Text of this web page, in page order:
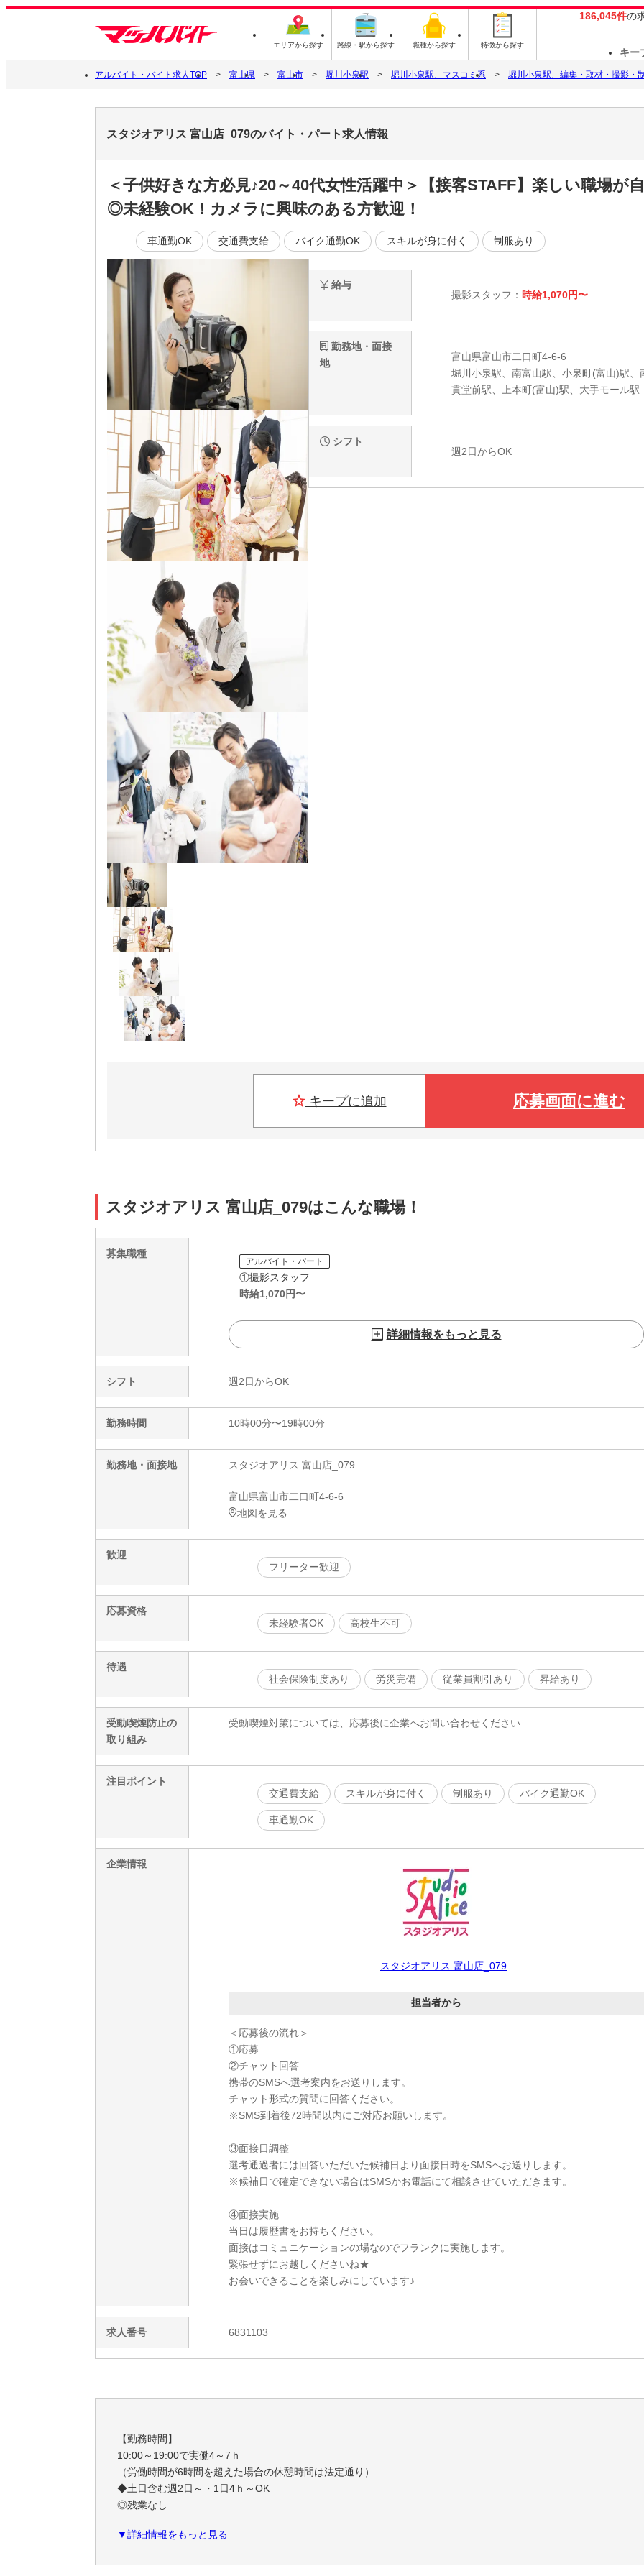
エリアから探す 路線・駅から探す 職種から探す 特徴から探す
186,045件の
キー
アルバイト・バイト求人TOP 富山県 富山市 堀川小泉駅 堀川小泉駅、マスコミ系 堀川小泉駅、編集・取材・撮影・
スタジオアリス 富山店_079のバイト・パート求人情報
＜子供好きな方必見♪20～40代女性活躍中＞【接客STAFF】楽しい職場が
◎未経験OK！カメラに興味のある方歓迎！
車通勤OK 交通費支給 バイク通勤OK スキルが身に付く 制服あり
給与
撮影スタッフ： 時給1,070円〜
勤務地・面接
地
富山県富山市二口町4-6-6
堀川小泉駅、南富山駅、小泉町(富山)駅
貫堂前駅、上本町(富山)駅、大手モール駅
シフト
週2日からOK
キープに追加 応募画面に進む
スタジオアリス 富山店_079はこんな職場！
募集職種
アルバイト・パート
①撮影スタッフ
時給1,070円〜
詳細情報をもっと見る
シフト 週2日からOK
勤務時間 10時00分〜19時00分
勤務地・面接地 スタジオアリス 富山店_079
富山県富山市二口町4-6-6
地図を見る
歓迎
フリーター歓迎
応募資格
未経験者OK
高校生不可
待遇
社会保険制度あり
労災完備 従業員割引あり 昇給あり
受動喫煙防止の
取り組み
受動喫煙対策については、応募後に企業へお問い合わせください
注目ポイント
交通費支給
スキルが身に付く 制服あり バイク通勤OK
車通勤OK
企業情報
スタジオアリス 富山店_079
担当者から
＜応募後の流れ＞
①応募
②チャット回答
携帯のSMSへ選考案内をお送りします。
チャット形式の質問に回答ください。
※SMS到着後72時間以内にご対応お願いします。
③面接日調整
選考通過者には回答いただいた候補日より面接日時をSMSへお送りします。
※候補日で確定できない場合はSMSかお電話にて相談させていただきます。
④面接実施
当日は履歴書をお持ちください。
面接はコミュニケーションの場なのでフランクに実施します。
緊張せずにお越しくださいね★
お会いできることを楽しみにしています♪
求人番号 6831103
【勤務時間】
10:00～19:00で実働4～7ｈ
（労働時間が6時間を超えた場合の休憩時間は法定通り）
◆土日含む週2日～・1日4ｈ～OK
◎残業なし
◆シフトは毎月15日頃までに翌1ヵ月の
▼詳細情報をもっと見る